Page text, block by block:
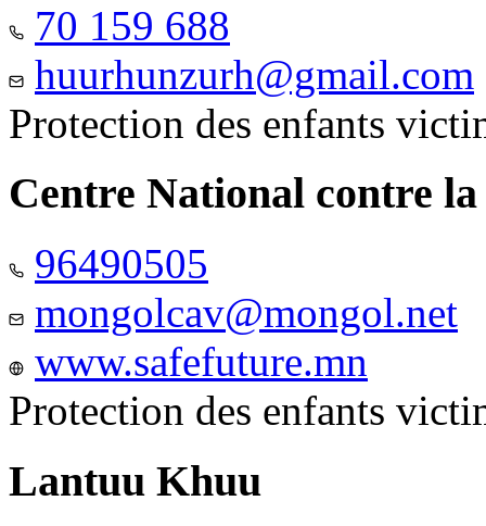
70 159 688
huurhunzurh@gmail.com
Protection des enfants
Centre National contre la
96490505
mongolcav@mongol.net
www.safefuture.mn
Protection des enfants
Lantuu Khuu